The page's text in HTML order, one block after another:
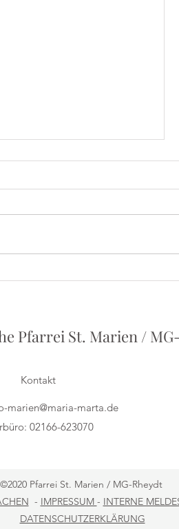
Pfarrei St. Marien /
Kontakt
marien@maria-marta.de
02166-623070
©2020 Pfarrei St. Marien / MG-Rheydt
- IMPRESSUM - INTERNE
DATENSCHUTZERKLÄRUNG